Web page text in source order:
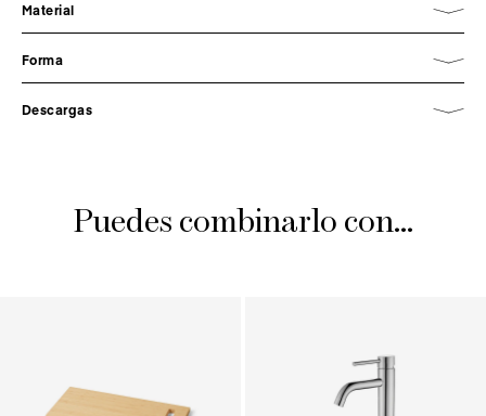
Material
Forma
Descargas
Puedes combinarlo con...